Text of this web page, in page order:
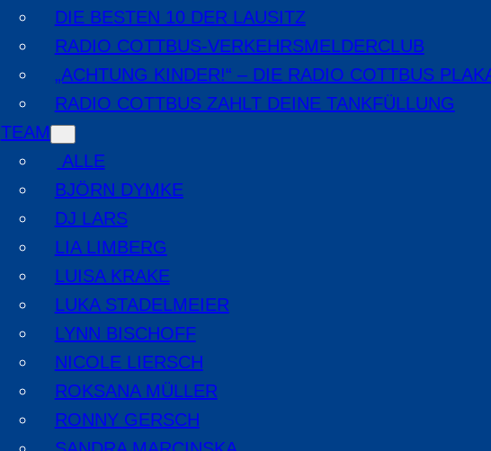
DIE BESTEN 10 DER LAUSITZ
RADIO COTTBUS-VERKEHRSMELDERCLUB
„ACHTUNG KINDER!“ – DIE RADIO COTTBUS
RADIO COTTBUS ZAHLT DEINE TANKFÜLLUNG
TEAM
ALLE
BJÖRN DYMKE
DJ LARS
LIA LIMBERG
LUISA KRAKE
LUKA STADELMEIER
LYNN BISCHOFF
NICOLE LIERSCH
ROKSANA MÜLLER
RONNY GERSCH